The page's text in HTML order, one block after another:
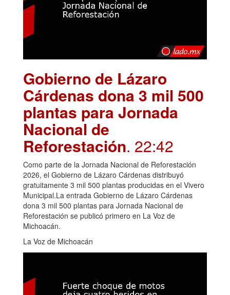
Gobierno de Lázaro
Cárdenas dona 3 mil 500
plantas para Jornada
Nacional de
Reforestación. 22:42
Como parte de la Jornada Nacional de Reforestación
2026, el Gobierno de Lázaro Cárdenas distribuyó
gratuitamente 3 mil 500 plantas producidas en el Vivero
Municipal.La entrada Gobierno de Lázaro Cárdenas
dona 3 mil 500 plantas para Jornada Nacional de
Reforestación se publicó primero en La Voz de
Michoacán.
La Voz de Michoacán